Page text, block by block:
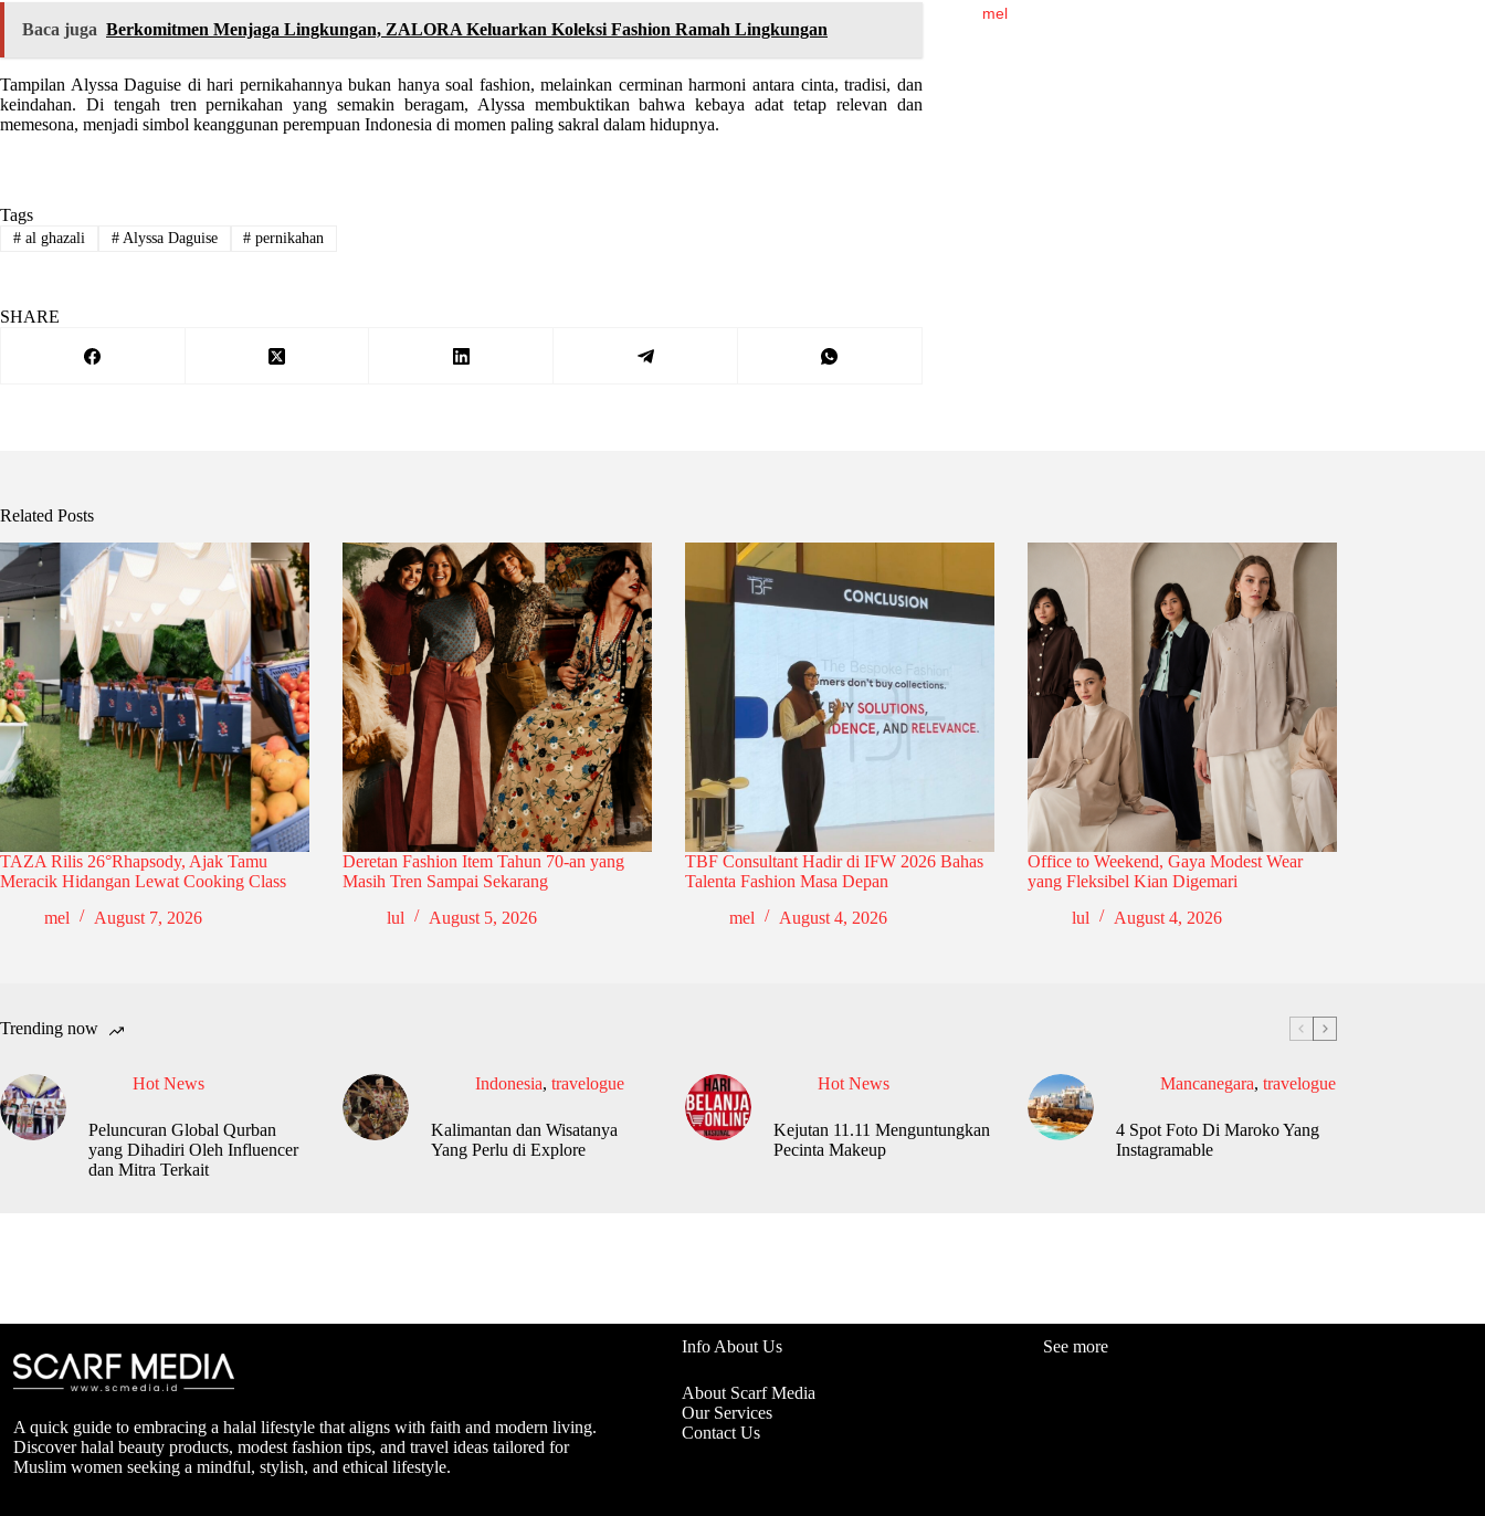
Baca juga Berkomitmen Menjaga Lingkungan, ZALORA Keluarkan Koleksi Fashion Ramah Lingkungan
Tampilan Alyssa Daguise di hari pernikahannya bukan hanya soal fashion, melainkan cerminan harmoni antara cinta, tradisi, dan
keindahan. Di tengah tren pernikahan yang semakin beragam, Alyssa membuktikan bahwa kebaya adat tetap relevan dan
memesona, menjadi simbol keanggunan perempuan Indonesia di momen paling sakral dalam hidupnya.
Tags
#al ghazali #Alyssa Daguise # pernikahan
SHARE
mel
Related Posts
TAZA Rilis 26°Rhapsody, Ajak Tamu
Meracik Hidangan Lewat Cooking Class
mel
August 7, 2026
Deretan Fashion Item Tahun 70-an yang
Masih Tren Sampai Sekarang
lul
August 5, 2026
TBF Consultant Hadir di IFW 2026 Bahas
Talenta Fashion Masa Depan
mel
August 4, 2026
Office to Weekend, Gaya Modest Wear
yang Fleksibel Kian Digemari
lul
August 4, 2026
Trending now
Hot News
Peluncuran Global Qurban
yang Dihadiri Oleh Influencer
dan Mitra Terkait
Indonesia, travelogue
Kalimantan dan Wisatanya
Yang Perlu di Explore
Hot News
Kejutan 11.11 Menguntungkan
Pecinta Makeup
Mancanegara, travelogue
4 Spot Foto Di Maroko Yang
Instagramable
A quick guide to embracing a halal lifestyle that aligns with faith and modern living.
Discover halal beauty products, modest fashion tips, and travel ideas tailored for
Muslim women seeking a mindful, stylish, and ethical lifestyle.
Info About Us
About Scarf Media
Our Services
Contact Us
See more